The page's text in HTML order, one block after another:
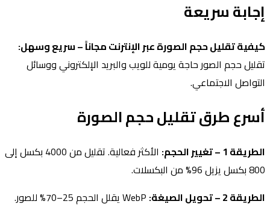
إجابة سريعة
كيفية تقليل حجم الصورة عبر الإنترنت مجاناً – سريع وسهل:
تقليل حجم الصور حاجة يومية للويب والبريد الإلكتروني ووسائل
التواصل الاجتماعي.
أسرع طرق تقليل حجم الصورة
الطريقة 1 – تغيير الحجم:
الأكثر فعالية. تقليل من 4000 بكسل إلى
800 بكسل يزيل 96% من البكسلات.
الطريقة 2 – تحويل الصيغة: